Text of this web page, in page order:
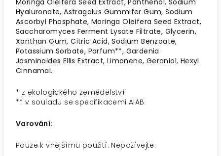
Moringa Oleifera Seed Extract, Panthenol, Sodium
Hyaluronate, Astragalus Gummifer Gum, Sodium
Ascorbyl Phosphate, Moringa Oleifera Seed Extract,
Saccharomyces Ferment Lysate Filtrate, Glycerin,
Xanthan Gum, Citric Acid, Sodium Benzoate,
Potassium Sorbate, Parfum**, Gardenia
Jasminoides Ellis Extract, Limonene, Geraniol, Hexyl
Cinnamal.
* z ekologického zemědělství
** v souladu se specifikacemi AIAB
Varování:
Pouze k vnějšímu použití. Nepožívejte.